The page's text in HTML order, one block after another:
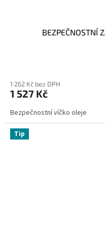
BEZPEČNOSTNÍ
1 262 Kč bez DPH
1 527 Kč
Bezpečnostní víčko oleje
Tip